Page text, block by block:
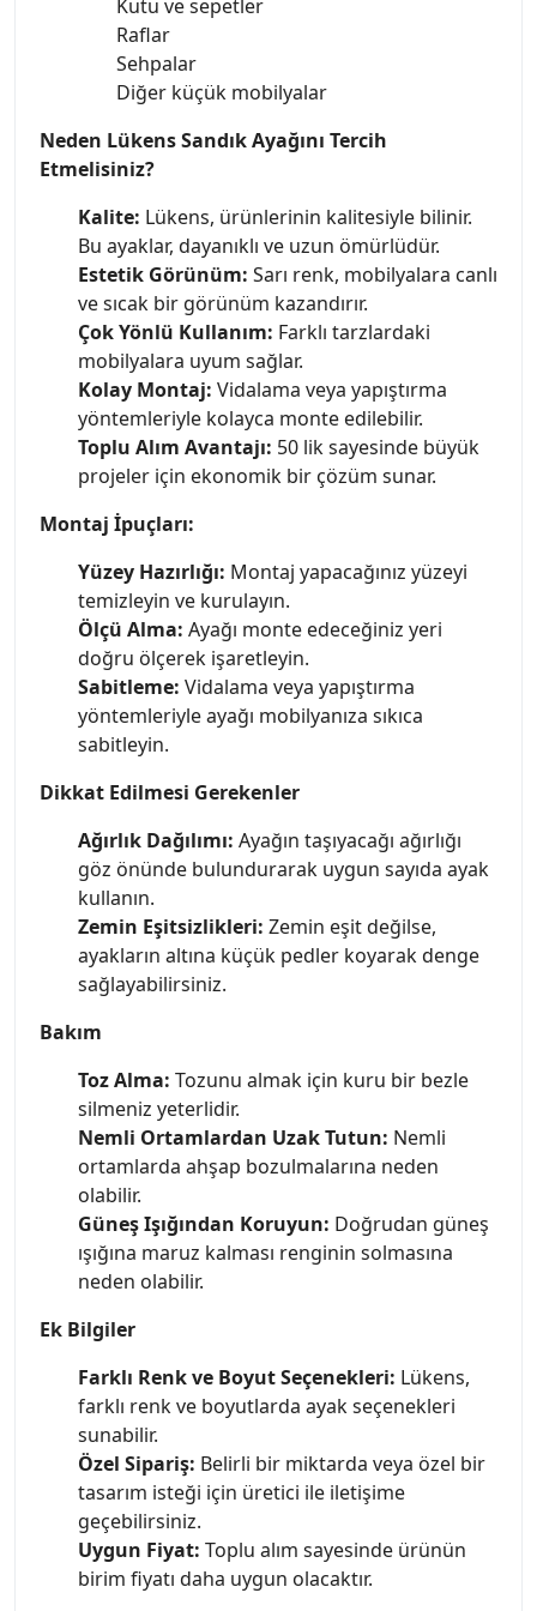
Kutu ve sepetler
Raflar
Sehpalar
Diğer küçük mobilyalar
Neden Lükens Sandık Ayağını Tercih
Etmelisiniz?
Kalite: Lükens, ürünlerinin kalitesiyle bilinir.
Bu ayaklar, dayanıklı ve uzun ömürlüdür.
Estetik Görünüm: Sarı renk, mobilyalara canlı
ve sıcak bir görünüm kazandırır.
Çok Yönlü Kullanım: Farklı tarzlardaki
mobilyalara uyum sağlar.
Kolay Montaj: Vidalama veya yapıştırma
yöntemleriyle kolayca monte edilebilir.
Toplu Alım Avantajı: 50 lik sayesinde büyük
projeler için ekonomik bir çözüm sunar.
Montaj İpuçları:
Yüzey Hazırlığı: Montaj yapacağınız yüzeyi
temizleyin ve kurulayın.
Ölçü Alma: Ayağı monte edeceğiniz yeri
doğru ölçerek işaretleyin.
Sabitleme: Vidalama veya yapıştırma
yöntemleriyle ayağı mobilyanıza sıkıca
sabitleyin.
Dikkat Edilmesi Gerekenler
Ağırlık Dağılımı: Ayağın taşıyacağı ağırlığı
göz önünde bulundurarak uygun sayıda ayak
kullanın.
Zemin Eşitsizlikleri: Zemin eşit değilse,
ayakların altına küçük pedler koyarak denge
sağlayabilirsiniz.
Bakım
Toz Alma: Tozunu almak için kuru bir bezle
silmeniz yeterlidir.
Nemli Ortamlardan Uzak Tutun: Nemli
ortamlarda ahşap bozulmalarına neden
olabilir.
Güneş Işığından Koruyun: Doğrudan güneş
ışığına maruz kalması renginin solmasına
neden olabilir.
Ek Bilgiler
Farklı Renk ve Boyut Seçenekleri: Lükens,
farklı renk ve boyutlarda ayak seçenekleri
sunabilir.
Özel Sipariş: Belirli bir miktarda veya özel bir
tasarım isteği için üretici ile iletişime
geçebilirsiniz.
Uygun Fiyat: Toplu alım sayesinde ürünün
birim fiyatı daha uygun olacaktır.